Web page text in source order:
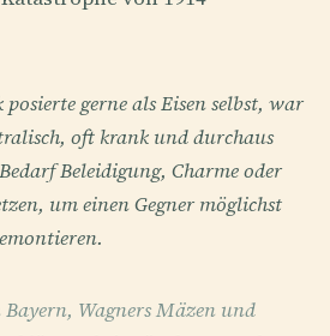
gerne als Eisen selbst, war
oft krank und durchaus
Beleidigung, Charme oder
um einen Gegner möglichst
Wagners Mäzen und